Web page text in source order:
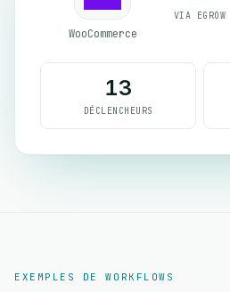
WooCommerce
VIA EGROW
13
DÉCLENCHEURS
EXEMPLES DE WORKFLOWS